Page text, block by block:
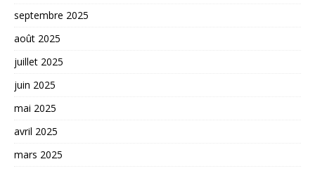
septembre 2025
août 2025
juillet 2025
juin 2025
mai 2025
avril 2025
mars 2025